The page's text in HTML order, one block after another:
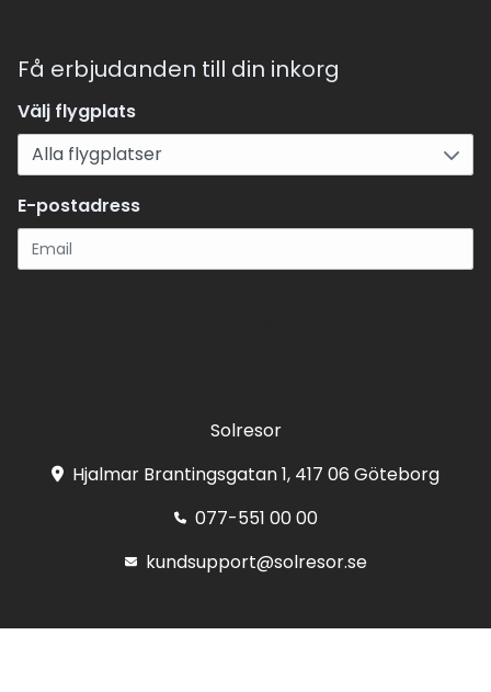
Få erbjudanden till din inkorg
Välj flygplats
E-postadress
Solresor
Hjalmar Brantingsgatan 1, 417 06 Göteborg
077-551 00 00
kundsupport@solresor.se